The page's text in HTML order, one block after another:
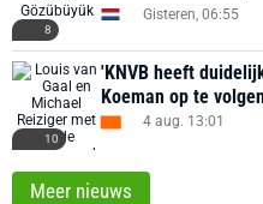
8
Gisteren, 06:55
10
'KNVB heeft
Koeman op te
4 aug. 13:01
Meer nieuws